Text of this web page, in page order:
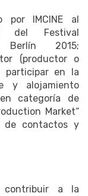
por IMCINE al
del Festival
2015;
(productor o
participar en la
y alojamiento
categoría de
Market“
de contactos y
a la